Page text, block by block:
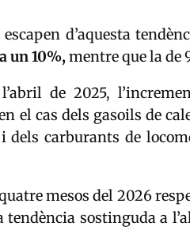
d’aquesta
un 10%, mentre que la de
de 2025,
el cas dels gasoils de
dels carburants de
mesos del 2026
sostinguda a